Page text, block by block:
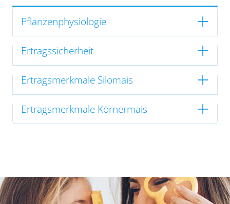
Pflanzenphysiologie
Ertragssicherheit
Ertragsmerkmale Silomais
Ertragsmerkmale Körnermais